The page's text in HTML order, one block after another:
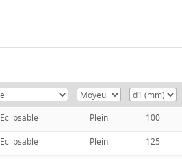
Eclipsable Plein 100
Eclipsable Plein 125